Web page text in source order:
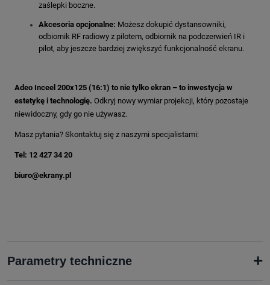
zaślepki boczne.
Akcesoria opcjonalne: Możesz dokupić dystansowniki,
odbiornik RF radiowy z pilotem, odbiornik na podczerwień IR i
pilot, aby jeszcze bardziej zwiększyć funkcjonalność ekranu.
Adeo Inceel 200x125 (16:1) to nie tylko ekran – to inwestycja w
estetykę i technologię. Odkryj nowy wymiar projekcji, który pozostaje
niewidoczny, gdy go nie używasz.
Masz pytania? Skontaktuj się z naszymi specjalistami:
Tel: 12 427 34 20
biuro@ekrany.pl
Parametry techniczne +